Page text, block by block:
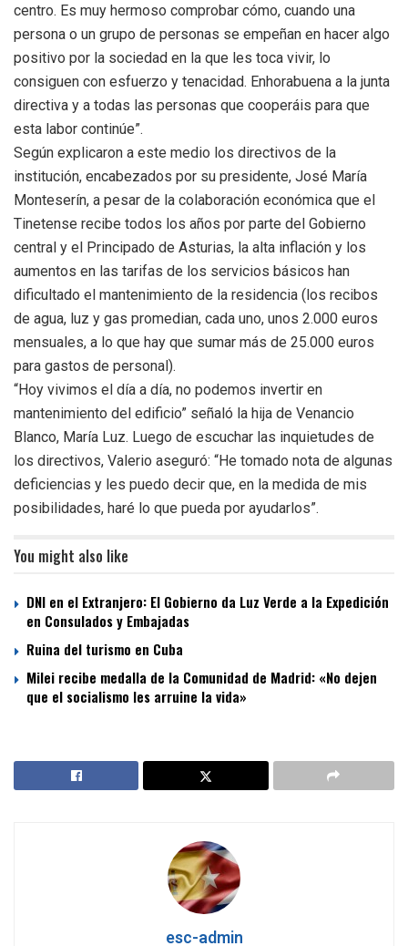
centro. Es muy hermoso comprobar cómo, cuando una
persona o un grupo de personas se empeñan en hacer algo
positivo por la sociedad en la que les toca vivir, lo
consiguen con esfuerzo y tenacidad. Enhorabuena a la junta
directiva y a todas las personas que cooperáis para que
esta labor continúe”.
Según explicaron a este medio los directivos de la
institución, encabezados por su presidente, José María
Monteserín, a pesar de la colaboración económica que el
Tinetense recibe todos los años por parte del Gobierno
central y el Principado de Asturias, la alta inflación y los
aumentos en las tarifas de los servicios básicos han
dificultado el mantenimiento de la residencia (los recibos
de agua, luz y gas promedian, cada uno, unos 2.000 euros
mensuales, a lo que hay que sumar más de 25.000 euros
para gastos de personal).
“Hoy vivimos el día a día, no podemos invertir en
mantenimiento del edificio” señaló la hija de Venancio
Blanco, María Luz. Luego de escuchar las inquietudes de
los directivos, Valerio aseguró: “He tomado nota de algunas
deficiencias y les puedo decir que, en la medida de mis
posibilidades, haré lo que pueda por ayudarlos”.
You might also like
DNI en el Extranjero: El Gobierno da Luz Verde a la Expedición
en Consulados y Embajadas
Ruina del turismo en Cuba
Milei recibe medalla de la Comunidad de Madrid: «No dejen
que el socialismo les arruine la vida»
esc-admin